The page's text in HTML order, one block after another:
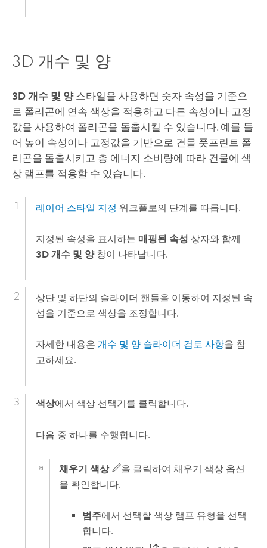
3D 개수 및 양
3D 개수 및 양스타일을 사용하면 숫자 속성을 기준으
로 폴리곤에 연속 색상을 적용하고 다른 속성이나 고정
값을 사용하여 폴리곤을 돌출시킬 수 있습니다. 예를 들
어 높이 속성이나 고정값을 기반으로 건물 풋프린트 폴
리곤을 돌출시키고 총 에너지 소비량에 따라 건물에 색
상 램프를 적용할 수 있습니다.
레이어 스타일 지정 워크플로의 단계를 따릅니다.
지정된 속성을 표시하는 매핑된 속성 상자와 함께
3D 개수 및 양창이 나타납니다.
상단 및 하단의 슬라이더 핸들을 이동하여 지정된 속
성을 기준으로 색상을 조정합니다.
자세한 내용은 개수 및 양 슬라이더 검토 사항을 참
고하세요.
색상에서 색상 선택기를 클릭합니다.
다음 중 하나를 수행합니다.
채우기 색상
을 클릭하여 채우기 색상 옵션
을 확인합니다.
범주에서 선택할 색상 램프 유형을 선택
합니다.